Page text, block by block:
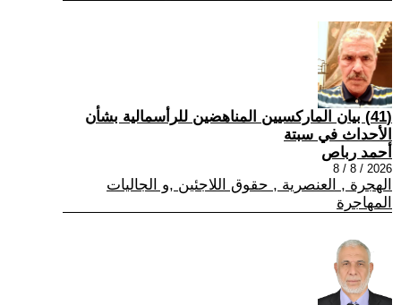
(41) بيان الماركسيين المناهضين للرأسمالية بشأن
الأحداث في سبتة
أحمد رباص
2026 / 8 / 8
الهجرة , العنصرية , حقوق اللاجئين ,و الجاليات
المهاجرة